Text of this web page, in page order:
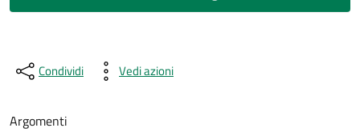
Condividi Vedi azioni
Argomenti